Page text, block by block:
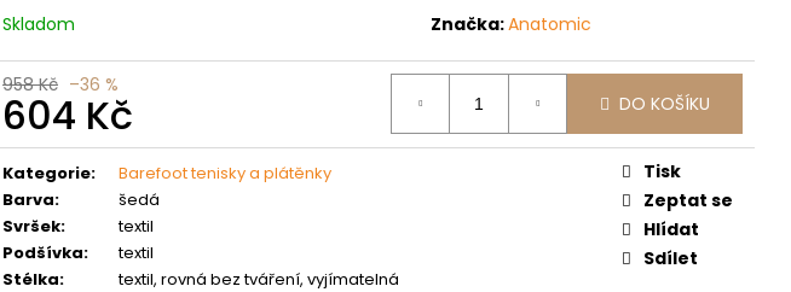
Skladom Značka:Anatomic
958 Kč –36 %
604 Kč
Měrná
cena:
DO KOŠÍKU
Kategorie:
Barefoot tenisky a plátěnky
Barva:
šedá
Svršek:
textil
Podšívka:
textil
Stélka:
textil, rovná bez tváření, vyjímatelná
Tisk
Zeptat se
Hlídat
Sdílet